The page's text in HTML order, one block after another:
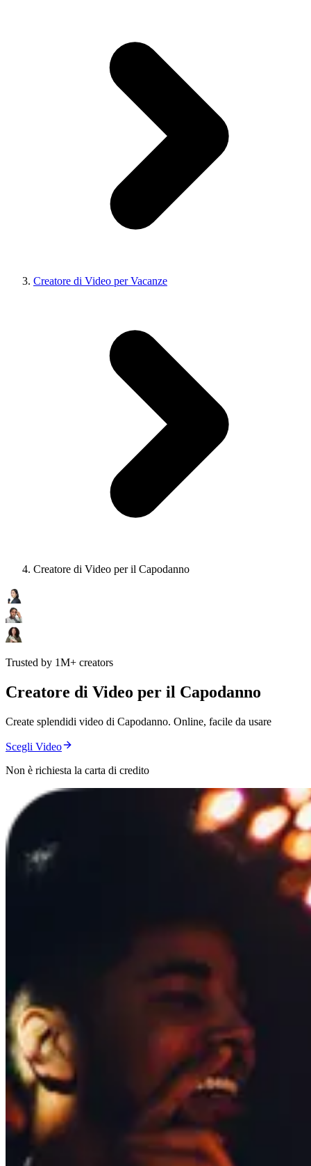
Creatore di Video per Vacanze
Creatore di Video per il Capodanno
Trusted by 1M+ creators
Creatore di Video per il Capodanno
Create splendidi video di Capodanno. Online, facile da usare
Scegli Video
Non è richiesta la carta di credito